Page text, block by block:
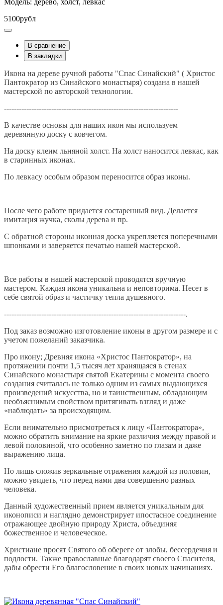
5100рубл
В сравнение
В закладки
Икона на дереве ручной работы "Спас Синайский" ( Христос
Пантократор из Синайского монастыря) создана в нашей
мастерской по авторской технологии.
----------------------------------------------------------------------
В качестве основы для наших икон мы используем
деревянную доску с ковчегом.
На доску клеим льняной холст. На холст наносится левкас, как
в старинных иконах.
По левкасу особым образом переносится образ иконы.
После чего работе придается состаренный вид. Делается
имитация жучка, сколы дерева и пр.
С обратной стороны иконная доска укрепляется поперечными
шпонками и заверяется печатью нашей мастерской.
Все работы в нашей мастерской проводятся вручную
мастером. Каждая икона уникальна и неповторима. Несет в
себе святой образ и частичку тепла душевного.
-------------------------------------------------------------------------.
Под заказ возможно изготовление иконы в другом размере и с
учетом пожеланий заказчика.
Про икону; Древняя икона «Христос Пантократор», на
протяжении почти 1,5 тысяч лет хранящаяся в стенах
Синайского монастыря святой Екатерины с момента своего
создания считалась не только одним из самых выдающихся
произведений искусства, но и таинственным, обладающим
необъяснимым свойством притягивать взгляд и даже
«наблюдать» за происходящим.
Если внимательно присмотреться к лицу «Пантократора»,
можно обратить внимание на яркие различия между правой и
левой половиной, что особенно заметно по глазам и даже
выражению лица.
Но лишь сложив зеркальные отражения каждой из половин,
можно увидеть, что перед нами два совершенно разных
человека.
Данный художественный прием является уникальным для
иконописи и наглядно демонстрирует ипостасное соединение
отражающее двойную природу Христа, объединяя
божественное и человеческое.
Христиане просят Святого об обереге от злобы, бессердечия и
подлости. Также православные благодарят своего Спасителя,
дабы обрести Его благословение в своих новых начинаниях.